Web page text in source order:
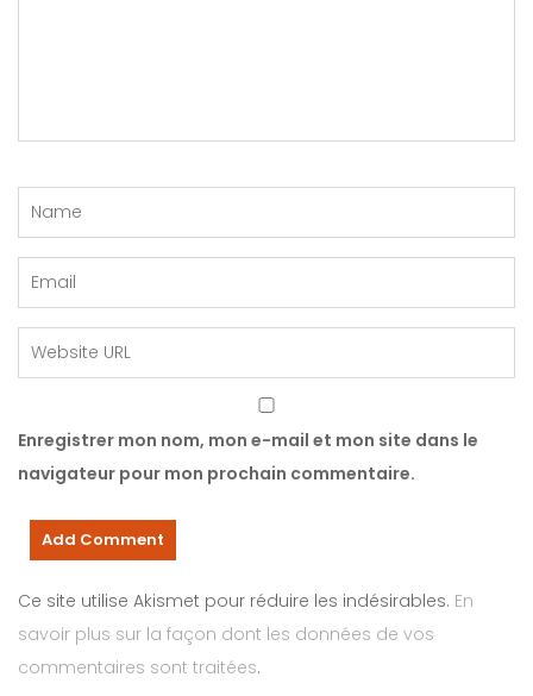
Enregistrer mon nom, mon e-mail et mon site dans le
navigateur pour mon prochain commentaire.
Ce site utilise Akismet pour réduire les indésirables. En
savoir plus sur la façon dont les données de vos
commentaires sont traitées.